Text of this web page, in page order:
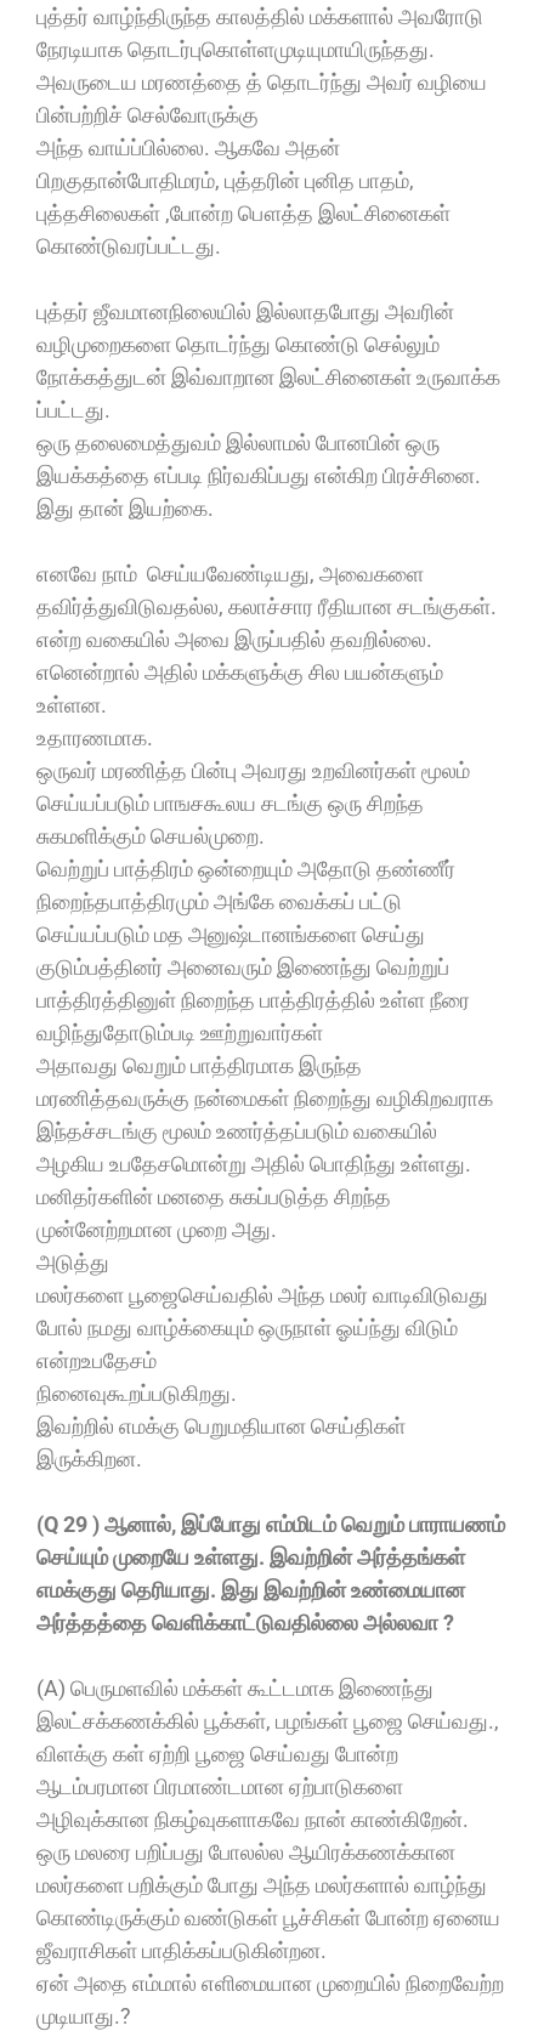
புத்தர் வாழ்ந்திருந்த காலத்தில் மக்களால் அவரோடு
நேரடியாக தொடர்புகொள்ளமுடியுமாயிருந்தது.
அவருடைய மரணத்தை த் தொடர்ந்து அவர் வழியை
பின்பற்றிச் செல்வோருக்கு
அந்த வாய்ப்பில்லை. ஆகவே அதன்
பிறகுதான்போதிமரம், புத்தரின் புனித பாதம்,
புத்தசிலைகள் ,போன்ற பௌத்த இலட்சினைகள்
கொண்டுவரப்பட்டது.
புத்தர் ஜீவமானநிலையில் இல்லாதபோது அவரின்
வழிமுறைகளை தொடர்ந்து கொண்டு செல்லும்
நோக்கத்துடன் இவ்வாறான இலட்சினைகள் உருவாக்க
ப்பட்டது.
ஒரு தலைமைத்துவம் இல்லாமல் போனபின் ஒரு
இயக்கத்தை எப்படி நிர்வகிப்பது என்கிற பிரச்சினை.
இது தான் இயற்கை.
எனவே நாம் செய்யவேண்டியது, அவைகளை
தவிர்த்துவிடுவதல்ல, கலாச்சார ரீதியான சடங்குகள்.
என்ற வகையில் அவை இருப்பதில் தவறில்லை.
எனென்றால் அதில் மக்களுக்கு சில பயன்களும்
உள்ளன.
உதாரணமாக.
ஒருவர் மரணித்த பின்பு அவரது உறவினர்கள் மூலம்
செய்யப்படும் பாஙசகூலய சடங்கு ஒரு சிறந்த
சுகமளிக்கும் செயல்முறை.
வெற்றுப் பாத்திரம் ஒன்றையும் அதோடு தண்ணீர்
நிறைந்தபாத்திரமும் அங்கே வைக்கப் பட்டு
செய்யப்படும் மத அனுஷ்டானங்களை செய்து
குடும்பத்தினர் அனைவரும் இணைந்து வெற்றுப்
பாத்திரத்தினுள் நிறைந்த பாத்திரத்தில் உள்ள நீரை
வழிந்துதோடும்படி ஊற்றுவார்கள்
அதாவது வெறும் பாத்திரமாக இருந்த
மரணித்தவருக்கு நன்மைகள் நிறைந்து வழிகிறவராக
இந்தச்சடங்கு மூலம் உணர்த்தப்படும் வகையில்
அழகிய உபதேசமொன்று அதில் பொதிந்து உள்ளது.
மனிதர்களின் மனதை சுகப்படுத்த சிறந்த
முன்னேற்றமான முறை அது.
அடுத்து
மலர்களை பூஜைசெய்வதில் அந்த மலர் வாடிவிடுவது
போல் நமது வாழ்க்கையும் ஒருநாள் ஓய்ந்து விடும்
என்றஉபதேசம்
நினைவுகூறப்படுகிறது.
இவற்றில் எமக்கு பெறுமதியான செய்திகள்
இருக்கிறன.
(Q 29 ) ஆனால், இப்போது எம்மிடம் வெறும் பாராயணம்
செய்யும் முறையே உள்ளது. இவற்றின் அர்த்தங்கள்
எமக்குது தெரியாது. இது இவற்றின் உண்மையான
அர்த்தத்தை வெளிக்காட்டுவதில்லை அல்லவா ?
(A) பெருமளவில் மக்கள் கூட்டமாக இணைந்து
இலட்சக்கணக்கில் பூக்கள், பழங்கள் பூஜை செய்வது.,
விளக்கு கள் ஏற்றி பூஜை செய்வது போன்ற
ஆடம்பரமான பிரமாண்டமான ஏற்பாடுகளை
அழிவுக்கான நிகழ்வுகளாகவே நான் காண்கிறேன்.
ஒரு மலரை பறிப்பது போலல்ல ஆயிரக்கணக்கான
மலர்களை பறிக்கும் போது அந்த மலர்களால் வாழ்ந்து
கொண்டிருக்கும் வண்டுகள் பூச்சிகள் போன்ற ஏனைய
ஜீவராசிகள் பாதிக்கப்படுகின்றன.
ஏன் அதை எம்மால் எளிமையான முறையில் நிறைவேற்ற
முடியாது.?